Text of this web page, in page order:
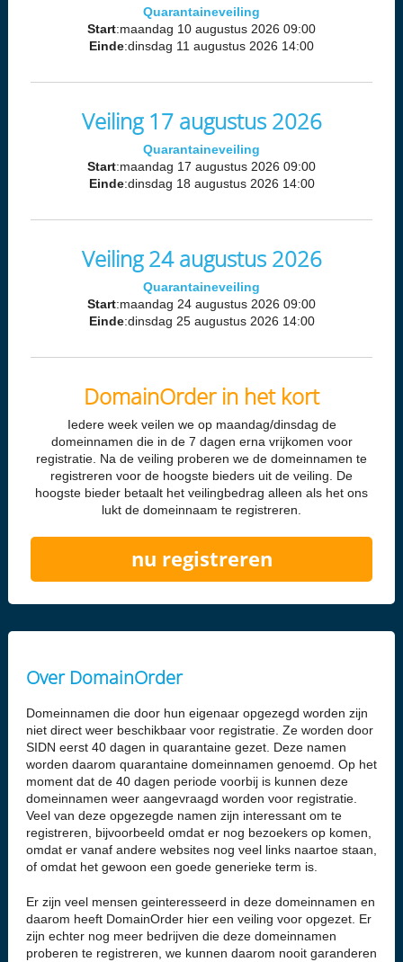
Quarantaineveiling
Start:maandag 10 augustus 2026 09:00
Einde:dinsdag 11 augustus 2026 14:00
Veiling 17 augustus 2026
Quarantaineveiling
Start:maandag 17 augustus 2026 09:00
Einde:dinsdag 18 augustus 2026 14:00
Veiling 24 augustus 2026
Quarantaineveiling
Start:maandag 24 augustus 2026 09:00
Einde:dinsdag 25 augustus 2026 14:00
DomainOrder in het kort
Iedere week veilen we op maandag/dinsdag de
domeinnamen die in de 7 dagen erna vrijkomen voor
registratie. Na de veiling proberen we de domeinnamen te
registreren voor de hoogste bieders uit de veiling. De
hoogste bieder betaalt het veilingbedrag alleen als het ons
lukt de domeinnaam te registreren.
nu registreren
Over DomainOrder
Domeinnamen die door hun eigenaar opgezegd worden zijn
niet direct weer beschikbaar voor registratie. Ze worden door
SIDN eerst 40 dagen in quarantaine gezet. Deze namen
worden daarom quarantaine domeinnamen genoemd. Op het
moment dat de 40 dagen periode voorbij is kunnen deze
domeinnamen weer aangevraagd worden voor registratie.
Veel van deze opgezegde namen zijn interessant om te
registreren, bijvoorbeeld omdat er nog bezoekers op komen,
omdat er vanaf andere websites nog veel links naartoe staan,
of omdat het gewoon een goede generieke term is.
Er zijn veel mensen geinteresseerd in deze domeinnamen en
daarom heeft DomainOrder hier een veiling voor opgezet. Er
zijn echter nog meer bedrijven die deze domeinnamen
proberen te registreren, we kunnen daarom nooit garanderen